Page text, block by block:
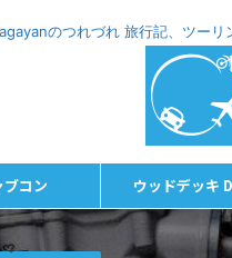
のつれづれ 旅行記、ツー
ブコン ウッドデッキ